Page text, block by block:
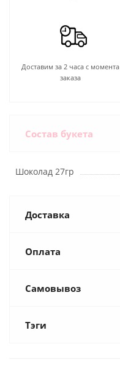
Доставим за 2 часа с момента
заказа
Состав букета
Шоколад 27гр
Доставка
Оплата
Самовывоз
Тэги